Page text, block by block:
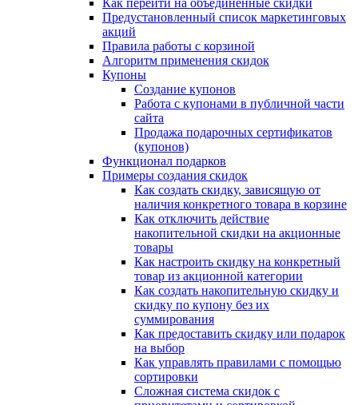
Как перейти на объединенные скидки
Предустановленный список маркетинговых
акций
Правила работы с корзиной
Алгоритм применения скидок
Купоны
Создание купонов
Работа с купонами в публичной части
сайта
Продажа подарочных сертификатов
(купонов)
Функционал подарков
Примеры создания скидок
Как создать скидку, зависящую от
наличия конкретного товара в корзине
Как отключить действие
накопительной скидки на акционные
товары
Как настроить скидку на конкретный
товар из акционной категории
Как создать накопительную скидку и
скидку по купону без их
суммирования
Как предоставить скидку или подарок
на выбор
Как управлять правилами с помощью
сортировки
Сложная система скидок с